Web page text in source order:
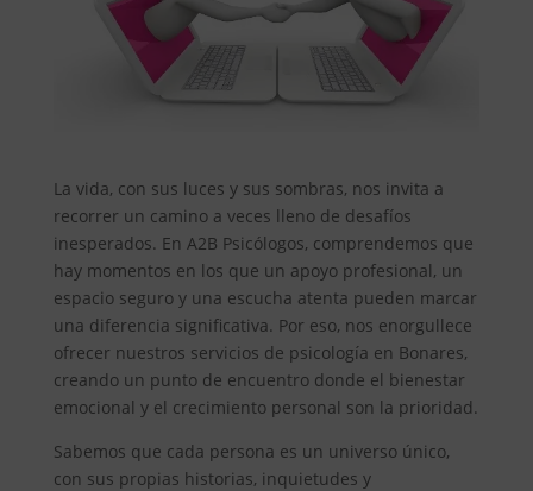
La vida, con sus luces y sus sombras, nos invita a
recorrer un camino a veces lleno de desafíos
inesperados. En A2B Psicólogos, comprendemos que
hay momentos en los que un apoyo profesional, un
espacio seguro y una escucha atenta pueden marcar
una diferencia significativa. Por eso, nos enorgullece
ofrecer nuestros servicios de psicología en Bonares,
creando un punto de encuentro donde el bienestar
emocional y el crecimiento personal son la prioridad.
Sabemos que cada persona es un universo único,
con sus propias historias, inquietudes y